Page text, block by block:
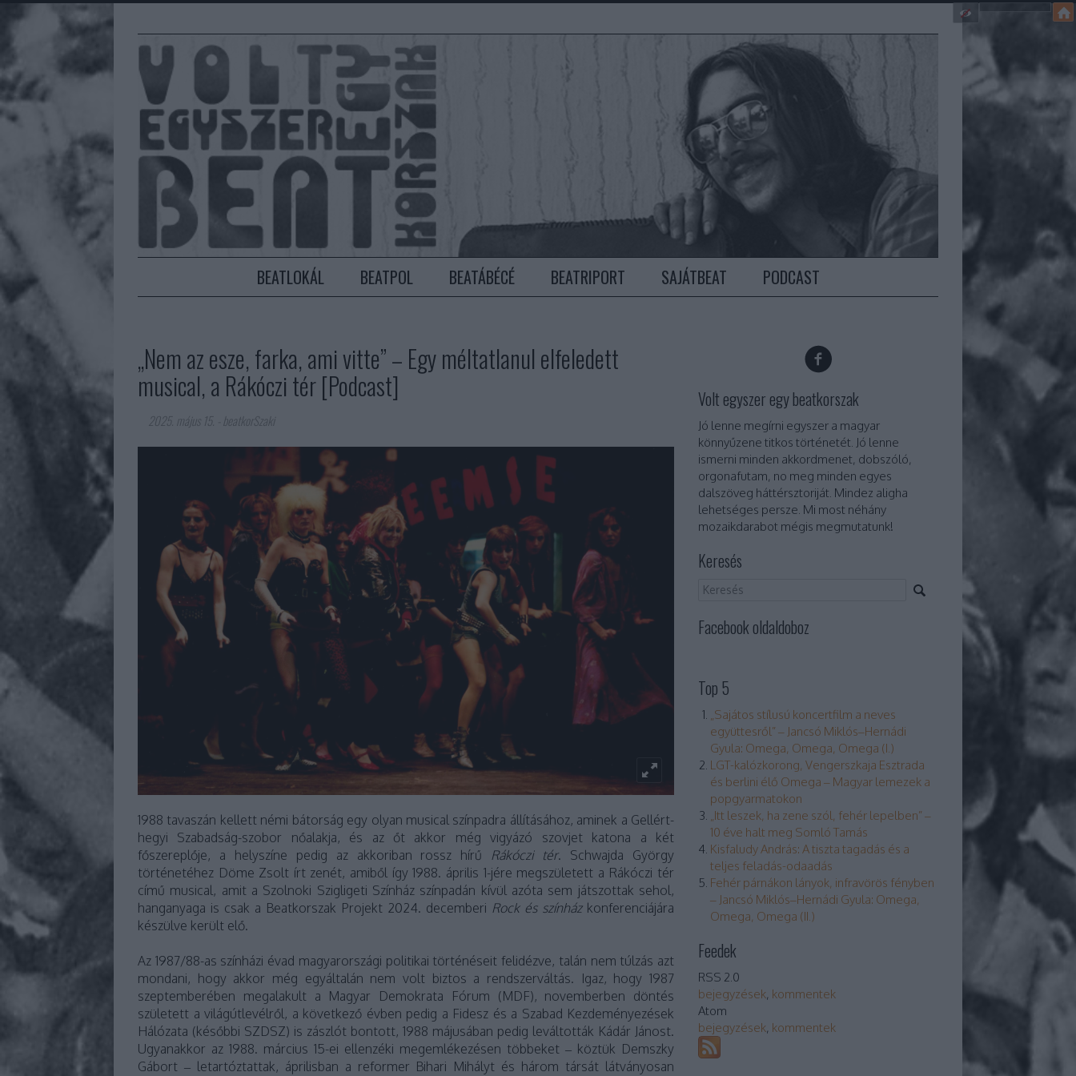
BEATLOKÁL BEATPOL BEATÁBÉCÉ BEATRIPORT SAJÁTBEAT PODCAST
„Nem az esze, farka, ami vitte” – Egy méltatlanul elfeledett
musical, a Rákóczi tér [Podcast]
2025. május 15. beatkorSzaki
1988 tavaszán kellett némi bátorság egy olyan musical színpadra állításához, aminek a Gellért-
hegyi Szabadság-szobor nőalakja, és az őt akkor még vigyázó szovjet katona a két
főszereplője, a helyszíne pedig az akkoriban rossz hírű Rákóczi tér. Schwajda György
történetéhez Döme Zsolt írt zenét, amiből így 1988. április 1-jére megszületett a Rákóczi tér
című musical, amit a Szolnoki Szigligeti Színház színpadán kívül azóta sem játszottak sehol,
hanganyaga is csak a Beatkorszak Projekt 2024. decemberi Rock és színházkonferenciájára
készülve került elő.
Az 1987/88-as színházi évad magyarországi politikai történéseit felidézve, talán nem túlzás azt
mondani, hogy akkor még egyáltalán nem volt biztos a rendszerváltás. Igaz, hogy 1987
szeptemberében megalakult a Magyar Demokrata Fórum (MDF), novemberben döntés
született a világútlevélről, a következő évben pedig a Fidesz és a Szabad Kezdeményezések
Hálózata (későbbi SZDSZ) is zászlót bontott, 1988 májusában pedig leváltották Kádár Jánost.
Ugyanakkor az 1988. március 15-ei ellenzéki megemlékezésen többeket – köztük Demszky
Gábort – letartóztattak, áprilisban a reformer Bihari Mihályt és három társát látványosan
Volt egyszer egy beatkorszak
Jó lenne megírni egyszer a magyar
könnyűzene titkos történetét. Jó lenne
ismerni minden akkordmenet, dobszóló,
orgonafutam, no meg minden egyes
dalszöveg háttérsztoriját. Mindez aligha
lehetséges persze. Mi most néhány
mozaikdarabot mégis megmutatunk!
Keresés
Facebook oldaldoboz
Top 5
„Sajátos stílusú koncertfilm a neves
együttesről” – Jancsó Miklós–Hernádi
Gyula: Omega, Omega, Omega (I.)
LGT-kalózkorong, Vengerszkaja Esztrada
és berlini élő Omega – Magyar lemezek a
popgyarmatokon
„Itt leszek, ha zene szól, fehér lepelben” –
10 éve halt meg Somló Tamás
Kisfaludy András: A tiszta tagadás és a
teljes feladás-odaadás
Fehér párnákon lányok, infravörös fényben
– Jancsó Miklós–Hernádi Gyula: Omega,
Omega, Omega (II.)
Feedek
RSS 2.0
bejegyzések, kommentek
Atom
bejegyzések, kommentek